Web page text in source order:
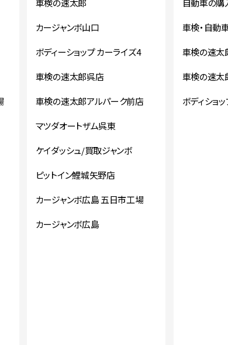
車検の速太郎
カージャンボ山口
ボディーショップ カーライズ4
車検の速太郎呉店
車検の速太郎アルパーク前店
マツダオートザム呉東
ケイダッシュ/買取ジャンボ
ピットイン鯉城矢野店
カージャンボ広島 五日市工場
カージャンボ広島
自動車の購
車検・自動
車検の速太
車検の速太
ボディショ